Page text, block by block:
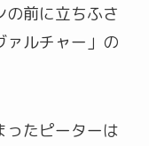
前に立ちふさ
ァルチャー」の
ったピーターは